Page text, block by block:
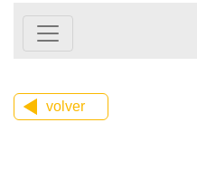
volver